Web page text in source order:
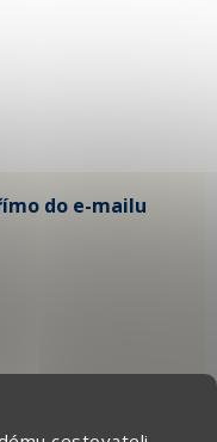
do e-mailu
i delší